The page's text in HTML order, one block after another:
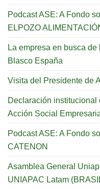
Podcast ASE: A Fondo
ELPOZO
La empresa en busca
Blasco España
Visita del Presidente de
Declaración
Acción Social
Podcast ASE: A Fondo
CATENON
Asamblea General
UNIAPAC Latam